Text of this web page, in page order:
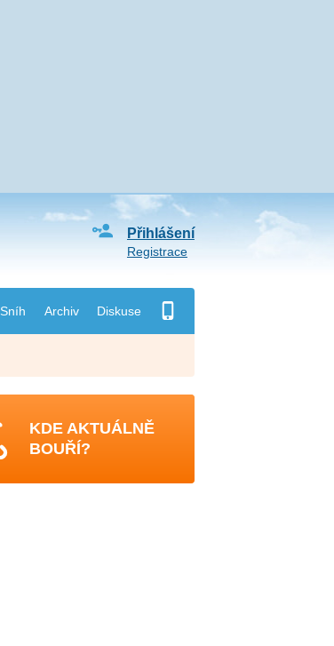
Sníh Archiv Diskuse
Přihlášení
Registrace
KDE AKTUÁLNĚ
BOUŘÍ?